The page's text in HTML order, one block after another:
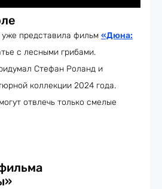
представила фильм «Дюна:
с лесными грибами.
Стефан Роланд и
коллекции 2024 года.
отвлечь только смелые